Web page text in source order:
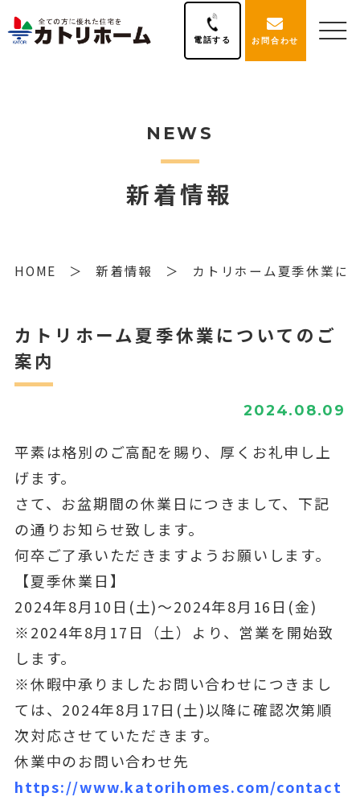
電話する お問合わせ
NEWS
新着情報
HOME 新着情報 カトリホーム夏季休業に
カトリホーム夏季休業についてのご
案内
2024.08.09
平素は格別のご高配を賜り、厚くお礼申し上
げます。
さて、お盆期間の休業日につきまして、下記
の通りお知らせ致します。
何卒ご了承いただきますようお願いします。
【夏季休業日】
2024年8月10日(土)～2024年8月16日(金)
※2024年8月17日（土）より、営業を開始致
します。
※休暇中承りましたお問い合わせにつきまし
ては、2024年8月17日(土)以降に確認次第順
次対応させていただきます。
休業中のお問い合わせ先
https://www.katorihomes.com/contact